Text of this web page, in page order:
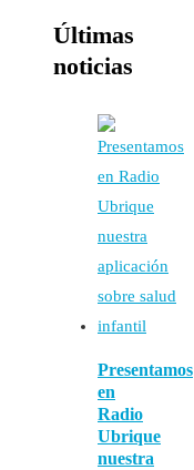
Últimas
noticias
Presentamos
en
Radio
Ubrique
nuestra